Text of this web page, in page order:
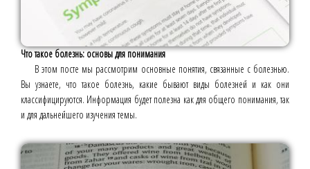
Что такое болезнь: основы для понимания
В этом посте мы рассмотрим основные понятия, связанные с болезнью.
Вы узнаете, что такое болезнь, какие бывают виды болезней и как они
классифицируются. Информация будет полезна как для общего понимания, так
и для дальнейшего изучения темы.